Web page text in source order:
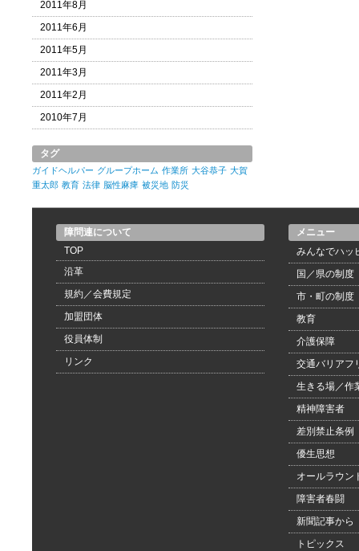
2011年8月
2011年6月
2011年5月
2011年3月
2011年2月
2010年7月
タグ
ガイドヘルパー グループホーム 作業所 大谷恭子 大賀
重太郎 教育 法律 脳性麻痺 被災地 防災
障問連について
TOP
沿革
規約／会費規定
加盟団体
役員体制
リンク
メニュー
みんなでハッ
国／県の制度
市・町の制度
教育
介護保障
交通バリアフ
生きる場／作
精神障害者
差別禁止条例
優生思想
オールラウン
障害者春闘
新聞記事から
トピックス